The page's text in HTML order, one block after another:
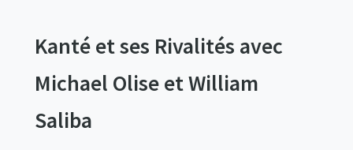
Kanté et ses Rivalités avec
Michael Olise et William
Saliba